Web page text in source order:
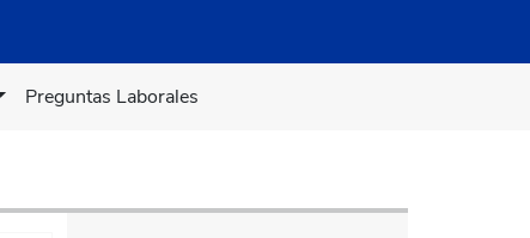
Preguntas Laborales